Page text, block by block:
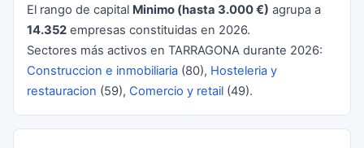
El rango de capital Minimo (hasta 3.000 €) agrupa a
14.352 empresas constituidas en 2026.
Sectores más activos en TARRAGONA durante 2026:
Construccion e inmobiliaria (80), Hosteleria y
restauracion (59), Comercio y retail (49).